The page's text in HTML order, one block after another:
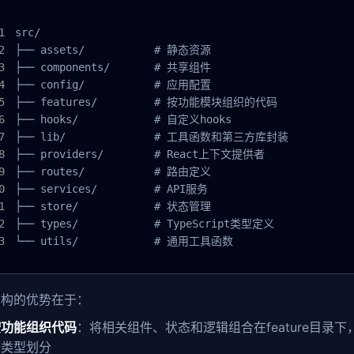
src/
├── assets/           # 静态资源
├── components/       # 共享组件
├── config/           # 应用配置
├── features/         # 按功能模块组织的代码
├── hooks/            # 自定义hooks
├── lib/              # 工具函数和第三方库封装
├── providers/        # React上下文提供者
├── routes/           # 路由定义
├── services/         # API服务
├── store/            # 状态管理
├── types/            # TypeScript类型定义
└── utils/            # 通用工具函数
的优势在于：
能组织代码：将相关组件、状态和逻辑组合在feature目录下
型划分